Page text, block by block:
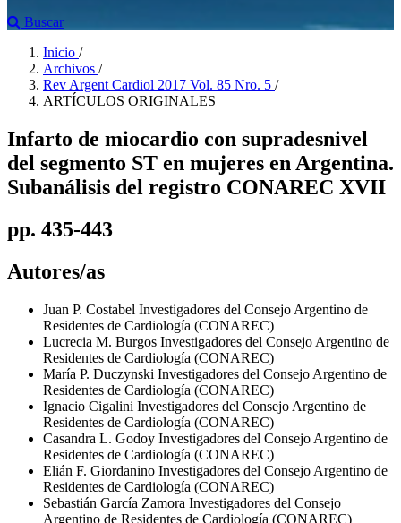
Buscar
Inicio /
Archivos /
Rev Argent Cardiol 2017 Vol. 85 Nro. 5 /
ARTÍCULOS ORIGINALES
Infarto de miocardio con supradesnivel
del segmento ST en mujeres en Argentina.
Subanálisis del registro CONAREC XVII
pp. 435-443
Autores/as
Juan P. Costabel Investigadores del Consejo Argentino de
Residentes de Cardiología (CONAREC)
Lucrecia M. Burgos Investigadores del Consejo Argentino de
Residentes de Cardiología (CONAREC)
María P. Duczynski Investigadores del Consejo Argentino de
Residentes de Cardiología (CONAREC)
Ignacio Cigalini Investigadores del Consejo Argentino de
Residentes de Cardiología (CONAREC)
Casandra L. Godoy Investigadores del Consejo Argentino de
Residentes de Cardiología (CONAREC)
Elián F. Giordanino Investigadores del Consejo Argentino de
Residentes de Cardiología (CONAREC)
Sebastián García Zamora Investigadores del Consejo
Argentino de Residentes de Cardiología (CONAREC)